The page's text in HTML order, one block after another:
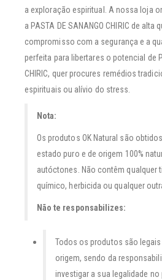
a exploração espiritual. A nossa loja
a PASTA DE SANANGO CHIRIC de
compromisso com a segurança e a
perfeita para libertares o potencial de
CHIRIC, quer procures remédios
espirituais ou alívio do stress.
Nota:
Os produtos OK Natural são
estado puro e de origem 100%
autóctones. Não contêm qualquer
químico, herbicida ou qualquer
Não te responsabilizes:
Todos os produtos são
origem, sendo da
investigar a sua legalidade no